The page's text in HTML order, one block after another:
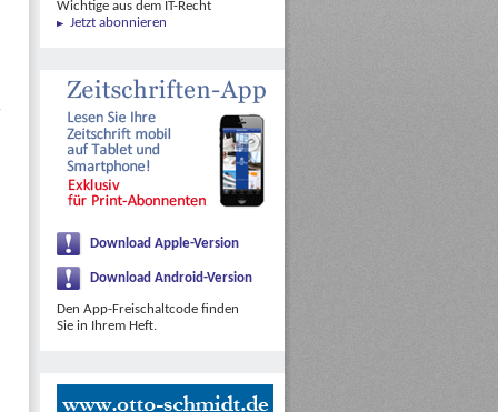
Wichtige aus dem IT-Recht
Jetzt abonnieren
Download Apple-Version
Download Android-Version
Den App-Freischaltcode finden
Sie in Ihrem Heft.